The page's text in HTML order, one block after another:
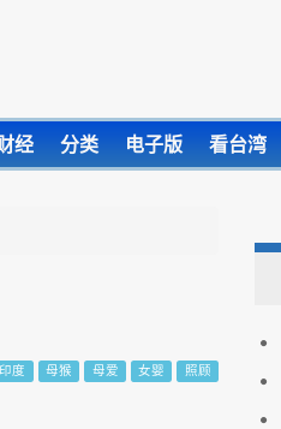
经 分类 电子版 看台湾
印度 母猴 母爱 女婴 照顾